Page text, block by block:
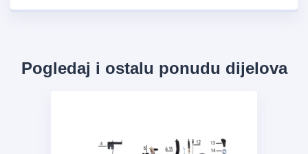
Pogledaj i ostalu ponudu dijelova